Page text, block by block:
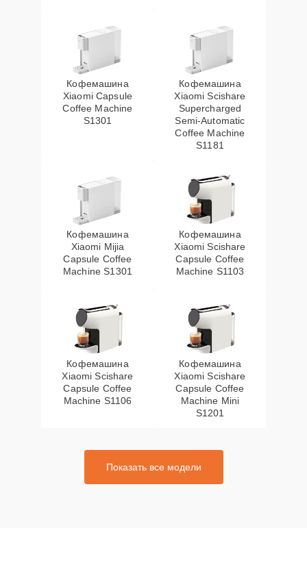
Кофемашина
Xiaomi Capsule
Coffee Machine
S1301
Кофемашина
Xiaomi Scishare
Supercharged
Semi‑Automatic
Coffee Machine
S1181
Кофемашина
Xiaomi Mijia
Capsule Coffee
Machine S1301
Кофемашина
Xiaomi Scishare
Capsule Coffee
Machine S1103
Кофемашина
Xiaomi Scishare
Capsule Coffee
Machine S1106
Кофемашина
Xiaomi Scishare
Capsule Coffee
Machine Mini
S1201
Показать все модели